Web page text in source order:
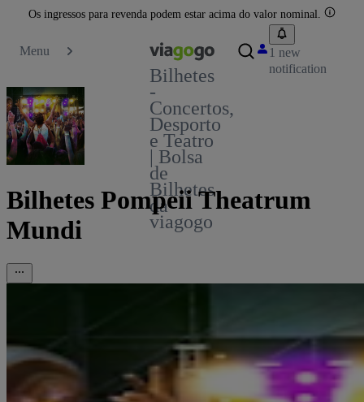
Os ingressos para revenda podem estar acima do valor nominal.
Menu
Bilhetes
-
Concertos,
Desporto
e Teatro
| Bolsa
de
Bilhetes
da
viagogo
1 new
notification
Bilhetes Pompeii Theatrum
Mundi